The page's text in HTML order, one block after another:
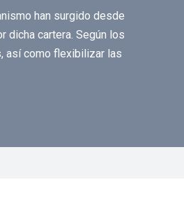
han surgido desde
dicha cartera. Según los
así como flexibilizar las